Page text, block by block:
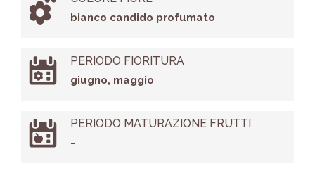
bianco candido profumato
PERIODO FIORITURA
giugno, maggio
PERIODO MATURAZIONE FRUTTI
-